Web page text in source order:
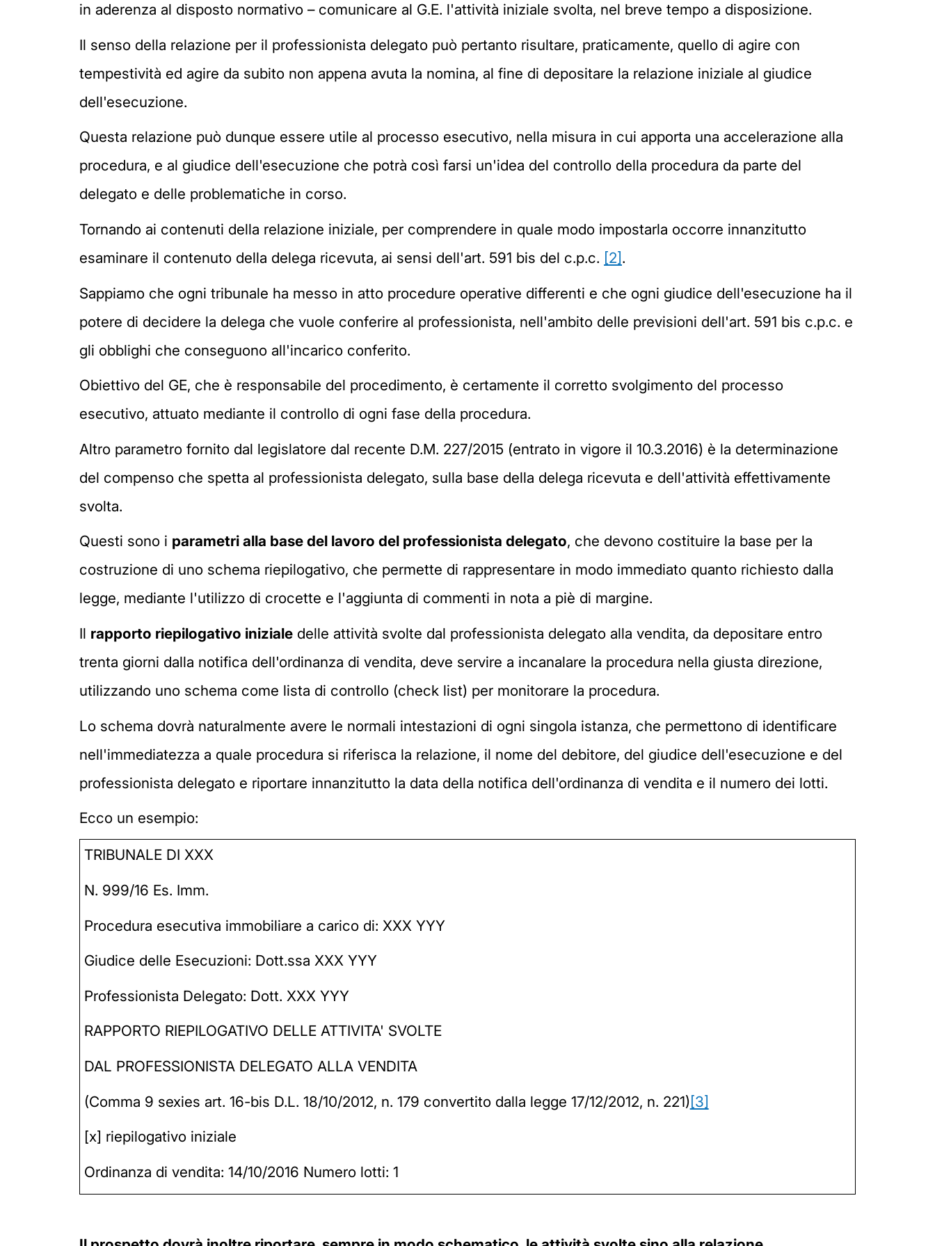
in aderenza al disposto normativo – comunicare al G.E. l'attività iniziale svolta, nel breve tempo a disposizione.
Il senso della relazione per il professionista delegato può pertanto risultare, praticamente, quello di agire con
tempestività ed agire da subito non appena avuta la nomina, al fine di depositare la relazione iniziale al giudice
dell'esecuzione.
Questa relazione può dunque essere utile al processo esecutivo, nella misura in cui apporta una accelerazione alla
procedura, e al giudice dell'esecuzione che potrà così farsi un'idea del controllo della procedura da parte del
delegato e delle problematiche in corso.
Tornando ai contenuti della relazione iniziale, per comprendere in quale modo impostarla occorre innanzitutto
esaminare il contenuto della delega ricevuta, ai sensi dell'art. 591 bis del c.p.c. [2].
Sappiamo che ogni tribunale ha messo in atto procedure operative differenti e che ogni giudice dell'esecuzione ha il
potere di decidere la delega che vuole conferire al professionista, nell'ambito delle previsioni dell'art. 591 bis c.p.c. e
gli obblighi che conseguono all'incarico conferito.
Obiettivo del GE, che è responsabile del procedimento, è certamente il corretto svolgimento del processo
esecutivo, attuato mediante il controllo di ogni fase della procedura.
Altro parametro fornito dal legislatore dal recente D.M. 227/2015 (entrato in vigore il 10.3.2016) è la determinazione
del compenso che spetta al professionista delegato, sulla base della delega ricevuta e dell'attività effettivamente
svolta.
Questi sono i parametri alla base del lavoro del professionista delegato, che devono costituire la base per la
costruzione di uno schema riepilogativo, che permette di rappresentare in modo immediato quanto richiesto dalla
legge, mediante l'utilizzo di crocette e l'aggiunta di commenti in nota a piè di margine.
Il rapporto riepilogativo iniziale delle attività svolte dal professionista delegato alla vendita, da depositare entro
trenta giorni dalla notifica dell'ordinanza di vendita, deve servire a incanalare la procedura nella giusta direzione,
utilizzando uno schema come lista di controllo (check list) per monitorare la procedura.
Lo schema dovrà naturalmente avere le normali intestazioni di ogni singola istanza, che permettono di identificare
nell'immediatezza a quale procedura si riferisca la relazione, il nome del debitore, del giudice dell'esecuzione e del
professionista delegato e riportare innanzitutto la data della notifica dell'ordinanza di vendita e il numero dei lotti.
Ecco un esempio:
TRIBUNALE DI XXX
N. 999/16 Es. Imm.
Procedura esecutiva immobiliare a carico di: XXX YYY
Giudice delle Esecuzioni: Dott.ssa XXX YYY
Professionista Delegato: Dott. XXX YYY
RAPPORTO RIEPILOGATIVO DELLE ATTIVITA' SVOLTE
DAL PROFESSIONISTA DELEGATO ALLA VENDITA
(Comma 9 sexies art. 16-bis D.L. 18/10/2012, n. 179 convertito dalla legge 17/12/2012, n. 221)[3]
[x] riepilogativo iniziale
Ordinanza di vendita: 14/10/2016 Numero lotti: 1